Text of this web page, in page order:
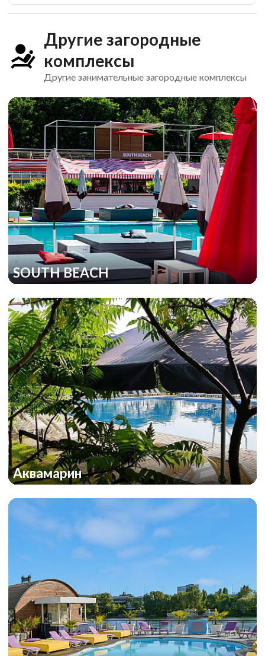
Другие загородные
комплексы
Другие занимательные загородные комплексы
SOUTH BEACH
Аквамарин